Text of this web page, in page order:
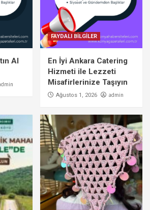
Al
FAYDALI BİLGİLER
En İyi Ankara Catering
Hizmeti ile Lezzeti
Misafirlerinize Taşıyın
Ağustos 1, 2026 admin